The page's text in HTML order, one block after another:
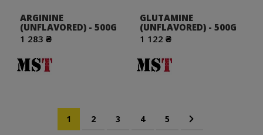
ARGININE
(UNFLAVORED) - 500G
1 283 ₴
GLUTAMINE
(UNFLAVORED) - 500G
1 122 ₴
Вы сейчас читаете страницу
1 Страница
2 Страница
3 Страница
4 Страница
5 Страница
Дальше